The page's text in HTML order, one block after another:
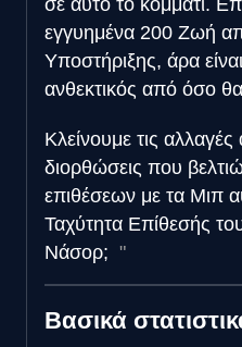
εγγυημένα 200 Ζωή
Υποστήριξης, άρα
ανθεκτικός από όσο
Κλείνουμε τις αλλαγές
διορθώσεις που
επιθέσεων με τα Μιπ
Ταχύτητα Επίθεσής
Νάσορ;
Βασικά